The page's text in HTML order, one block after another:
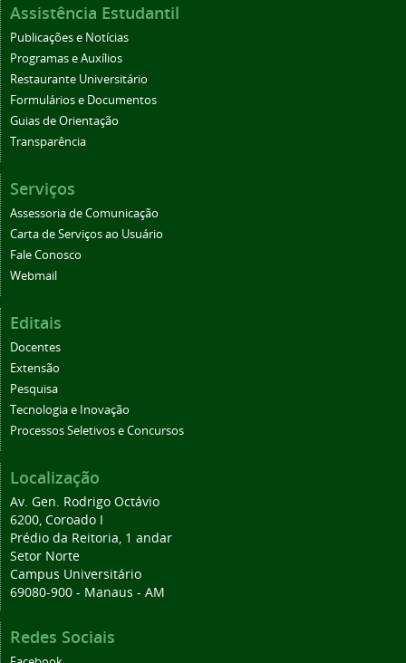
Assistência Estudantil
Publicações e Notícias
Programas e Auxílios
Restaurante Universitário
Formulários e Documentos
Guias de Orientação
Transparência
Serviços
Assessoria de Comunicação
Carta de Serviços ao Usuário
Fale Conosco
Webmail
Editais
Docentes
Extensão
Pesquisa
Tecnologia e Inovação
Processos Seletivos e Concursos
Localização
Av. Gen. Rodrigo Octávio
6200, Coroado I
Prédio da Reitoria, 1 andar
Setor Norte
Campus Universitário
69080-900 - Manaus - AM
Redes Sociais